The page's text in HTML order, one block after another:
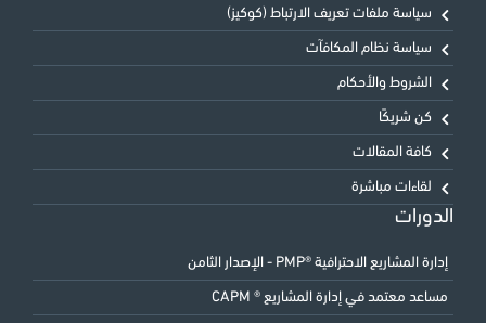
سياسة ملفات تعريف الارتباط (كوكيز)
سياسة نظام المكافآت
الشروط والأحكام
كن شريكًا
كافة المقالات
لقاءات مباشرة
الدورات
إدارة المشاريع الاحترافية ®PMP - الإصدار الثامن
مساعد معتمد في إدارة المشاريع ® CAPM